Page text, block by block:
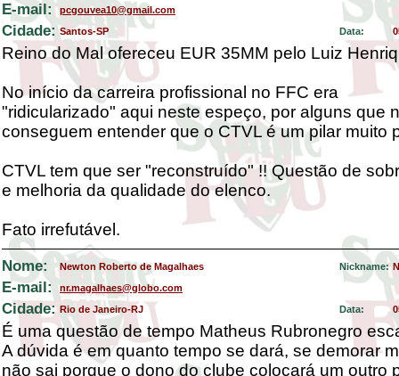
E-mail: pcgouvea10@gmail.com
Cidade: Santos-SP Data:
Reino do Mal ofereceu EUR 35MM pelo Luiz
No início da carreira profissional no FFC era
"ridicularizado" aqui neste espeço, por alguns que
conseguem entender que o CTVL é um pilar muito
CTVL tem que ser "reconstruído" !! Questão de
e melhoria da qualidade do elenco.
Fato irrefutável.
Nome: Newton Roberto de Magalhaes Nickname:
E-mail: nr.magalhaes@globo.com
Cidade: Rio de Janeiro-RJ Data:
É uma questão de tempo Matheus Rubronegro
A dúvida é em quanto tempo se dará, se demorar
não sai porque o dono do clube colocará um outro